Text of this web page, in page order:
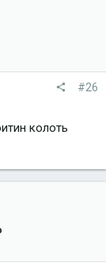
#26
колоть